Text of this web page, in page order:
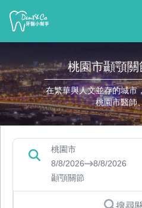
桃園市顳顎
在繁華與人文並存的城市
桃園市醫師
桃園市
8/8/2026
8/8/2026
顳顎關節
搜尋